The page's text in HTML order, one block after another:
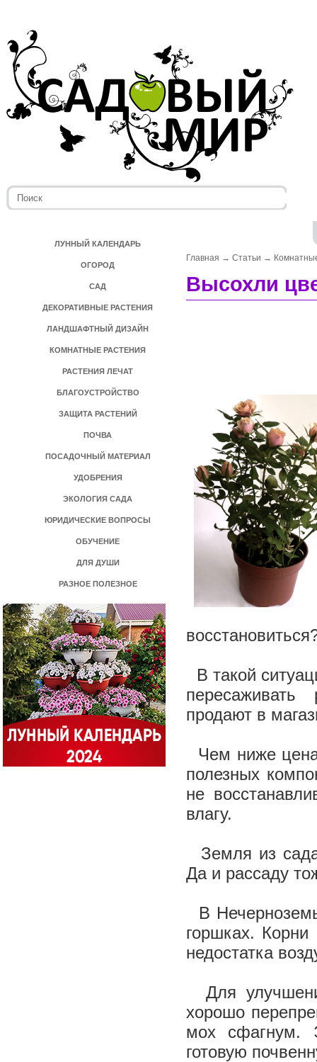
ЛУННЫЙ КАЛЕНДАРЬ
ОГОРОД
САД
ДЕКОРАТИВНЫЕ РАСТЕНИЯ
ЛАНДШАФТНЫЙ ДИЗАЙН
КОМНАТНЫЕ РАСТЕНИЯ
РАСТЕНИЯ ЛЕЧАТ
БЛАГОУСТРОЙСТВО
ЗАЩИТА РАСТЕНИЙ
ПОЧВА
ПОСАДОЧНЫЙ МАТЕРИАЛ
УДОБРЕНИЯ
ЭКОЛОГИЯ САДА
ЮРИДИЧЕСКИЕ ВОПРОСЫ
ОБУЧЕНИЕ
ДЛЯ ДУШИ
РАЗНОЕ ПОЛЕЗНОЕ
Главная → Статьи →
Высохли
В такой
продают в
Чем ниже
полезных
не
влагу.
Земля из
Да и рассаду
В
горшках.
недостатка
Для
хорошо
мох сфагнум.
готовую